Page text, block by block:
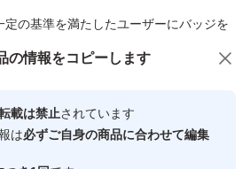
の基準を満たしたユーザーにバッジを
心・安全なユーザーです
の情報をコピーします
載は禁止されています
は必ずご自身の商品に合わせて編集
にオススメ